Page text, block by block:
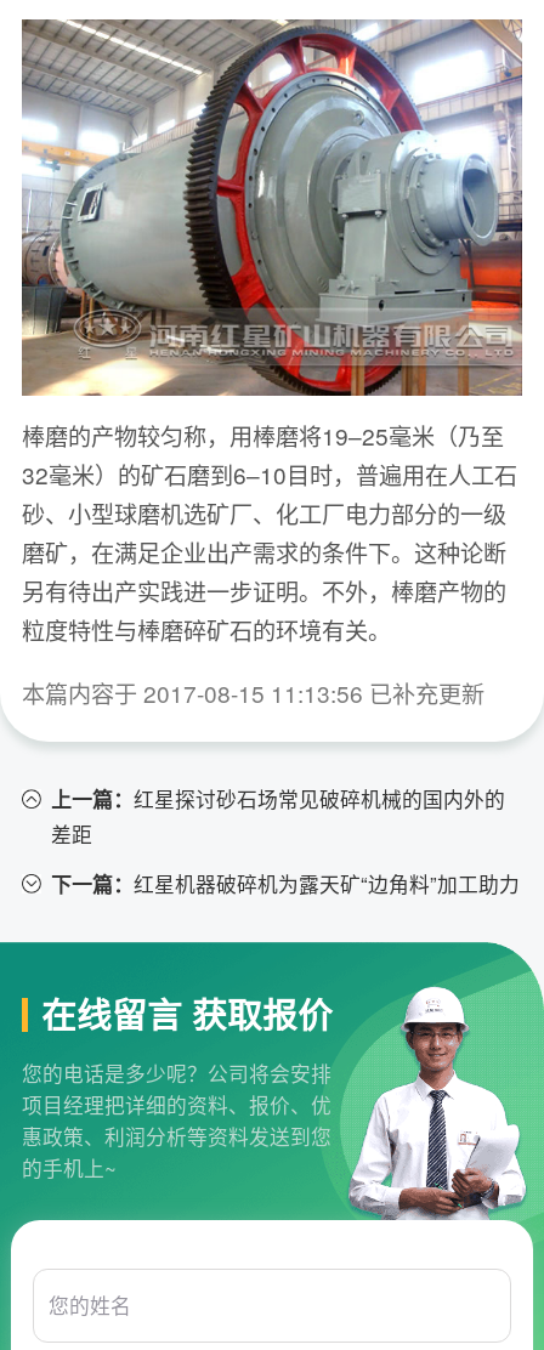
棒磨的产物较匀称，用棒磨将19–25毫米（乃至
32毫米）的矿石磨到6–10目时，普遍用在人工石
砂、小型球磨机选矿厂、化工厂电力部分的一级
磨矿，在满足企业出产需求的条件下。这种论断
另有待出产实践进一步证明。不外，棒磨产物的
粒度特性与棒磨碎矿石的环境有关。
本篇内容于 2017-08-15 11:13:56 已补充更新
上一篇： 红星探讨砂石场常见破碎机械的国内外的
差距
下一篇： 红星机器破碎机为露天矿“边角料”加工助力
在线留言 获取报价
您的电话是多少呢？公司将会安排
项目经理把详细的资料、报价、优
惠政策、利润分析等资料发送到您
的手机上~
您的姓名